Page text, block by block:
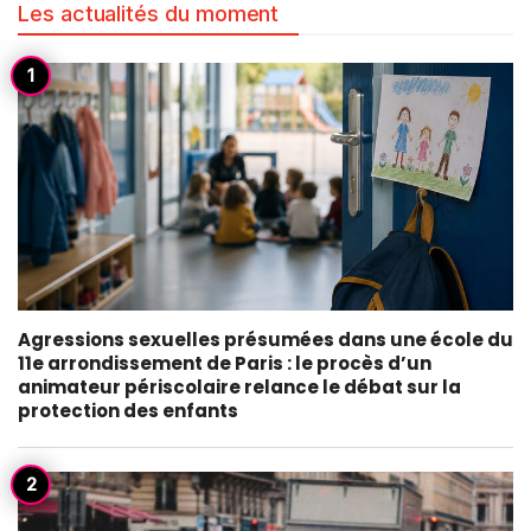
Les actualités du moment
Agressions sexuelles présumées dans une école du
11e arrondissement de Paris : le procès d’un
animateur périscolaire relance le débat sur la
protection des enfants